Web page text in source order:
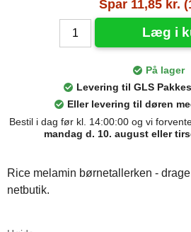
Spar 11,85 kr.
Læg i
På lager
Levering til GLS
Eller levering til døren
Bestil i dag før kl. 14:00:00 og vi
mandag d. 10. august eller
Rice melamin børnetallerken -
netbutik.